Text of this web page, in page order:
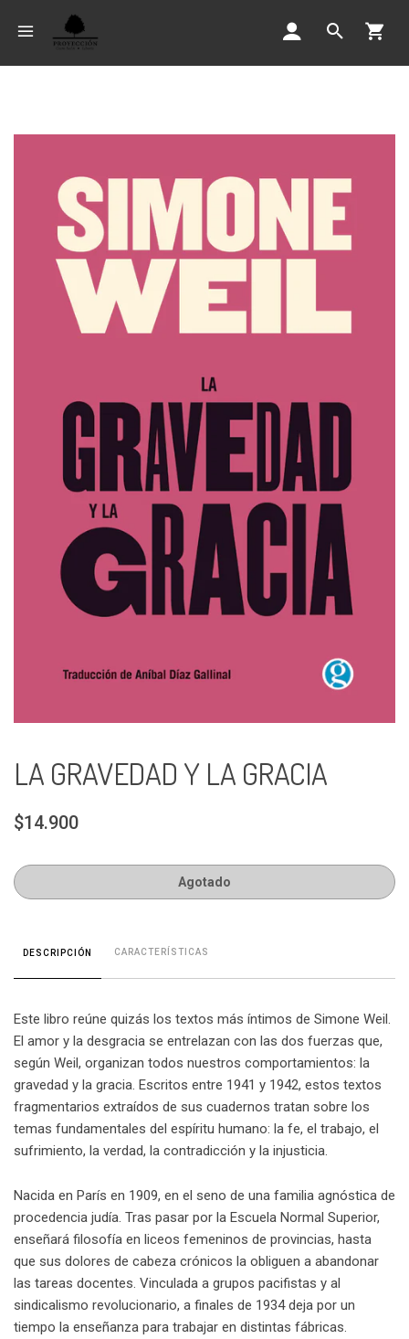
LA GRAVEDAD Y LA GRACIA
$14.900
Agotado
DESCRIPCIÓN CARACTERÍSTICAS
Este libro reúne quizás los textos más íntimos de Simone Weil.
El amor y la desgracia se entrelazan con las dos fuerzas que,
según Weil, organizan todos nuestros comportamientos: la
gravedad y la gracia. Escritos entre 1941 y 1942, estos textos
fragmentarios extraídos de sus cuadernos tratan sobre los
temas fundamentales del espíritu humano: la fe, el trabajo, el
sufrimiento, la verdad, la contradicción y la injusticia.
Nacida en París en 1909, en el seno de una familia agnóstica de
procedencia judía. Tras pasar por la Escuela Normal Superior,
enseñará filosofía en liceos femeninos de provincias, hasta
que sus dolores de cabeza crónicos la obliguen a abandonar
las tareas docentes. Vinculada a grupos pacifistas y al
sindicalismo revolucionario, a finales de 1934 deja por un
tiempo la enseñanza para trabajar en distintas fábricas.